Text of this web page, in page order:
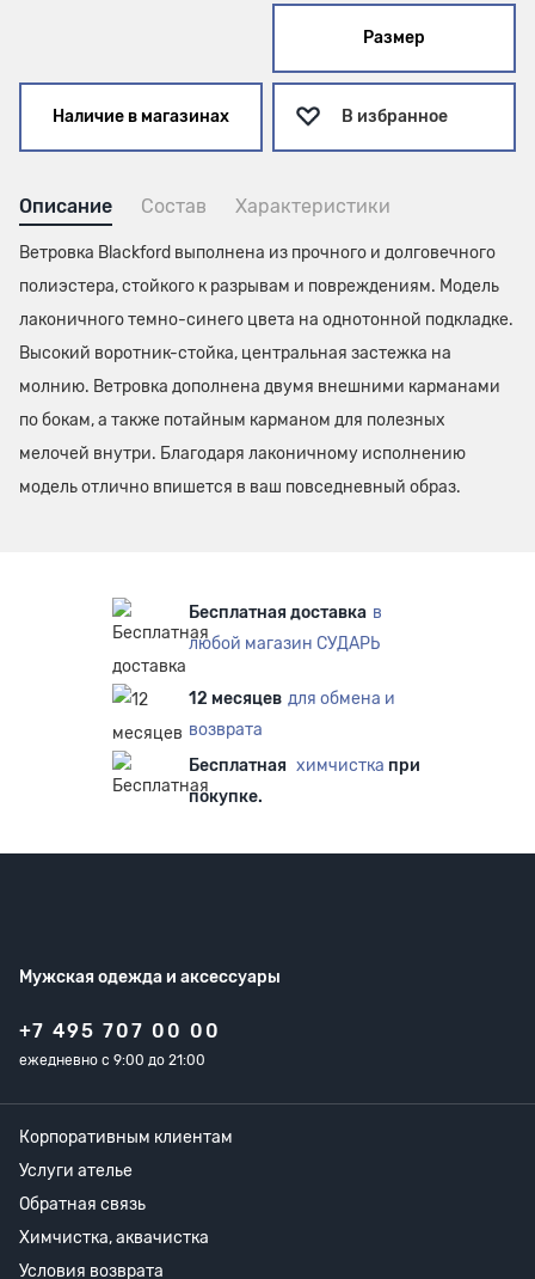
Размер
Наличие в магазинах В избранное
Описание Состав Характеристики
Ветровка Blackford выполнена из прочного и долговечного
полиэстера, стойкого к разрывам и повреждениям. Модель
лаконичного темно-синего цвета на однотонной подкладке.
Высокий воротник-стойка, центральная застежка на
молнию. Ветровка дополнена двумя внешними карманами
по бокам, а также потайным карманом для полезных
мелочей внутри. Благодаря лаконичному исполнению
модель отлично впишется в ваш повседневный образ.
Бесплатная доставка в
любой магазин СУДАРЬ
12 месяцев для обмена и
возврата
Бесплатная химчистка при
покупке.
Мужская одежда и аксессуары
+7 495 707 00 00
ежедневно с 9:00 до 21:00
Корпоративным клиентам
Услуги ателье
Обратная связь
Химчистка, аквачистка
Условия возврата